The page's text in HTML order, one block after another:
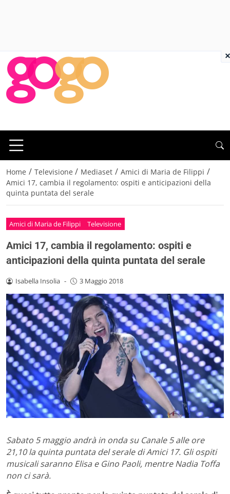
Home / Televisione / Mediaset / Amici di Maria de Filippi /
Amici 17, cambia il regolamento: ospiti e anticipazioni della
quinta puntata del serale
Amici di Maria de Filippi Televisione
Amici 17, cambia il regolamento: ospiti e
anticipazioni della quinta puntata del serale
Isabella Insolia - 3 Maggio 2018
Sabato 5 maggio andrà in onda su Canale 5 alle ore
21,10 la quinta puntata del serale di Amici 17. Gli ospiti
musicali saranno Elisa e Gino Paoli, mentre Nadia Toffa
non ci sarà.
×